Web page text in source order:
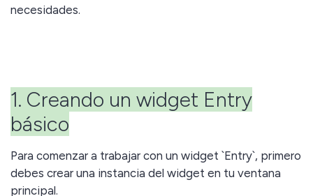
necesidades.
1. Creando un widget Entry
básico
Para comenzar a trabajar con un widget `Entry`, primero
debes crear una instancia del widget en tu ventana
principal.